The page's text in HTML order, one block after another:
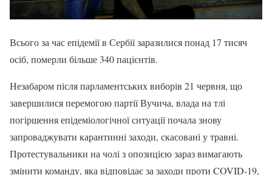
Всього за час епідемії в Сербії заразилися понад 17 тисяч
осіб, померли більше 340 пацієнтів.
Незабаром після парламентських виборів 21 червня, що
завершилися перемогою партії Вучича, влада на тлі
погіршення епідеміологічної ситуації почала знову
запроваджувати карантинні заходи, скасовані у травні.
Протестувальники на чолі з опозицією зараз вимагають
змінити команду, яка відповідає за заходи проти COVID-19,